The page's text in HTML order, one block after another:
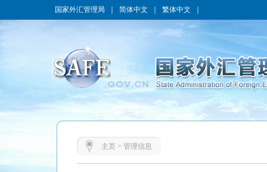
国家外汇管理局 简体中文 繁体中文
主页> 管理信息